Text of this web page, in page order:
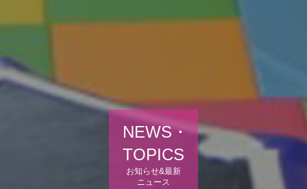
NEWS・
TOPICS
お知らせ&最新
ニュース